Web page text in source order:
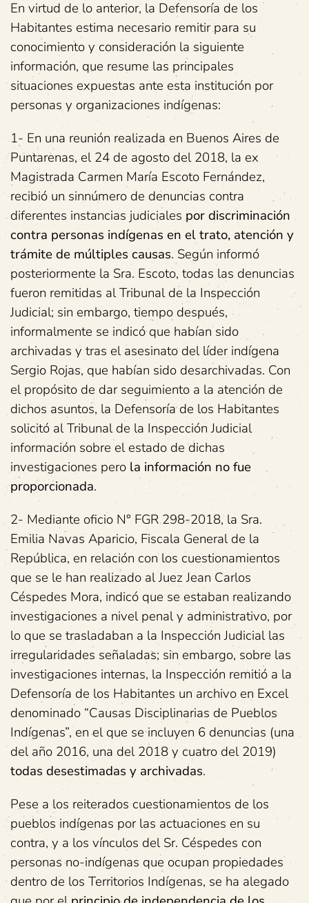
En virtud de lo anterior, la Defensoría de los
Habitantes estima necesario remitir para su
conocimiento y consideración la siguiente
información, que resume las principales
situaciones expuestas ante esta institución por
personas y organizaciones indígenas:
1- En una reunión realizada en Buenos Aires de
Puntarenas, el 24 de agosto del 2018, la ex
Magistrada Carmen María Escoto Fernández,
recibió un sinnúmero de denuncias contra
diferentes instancias judiciales por discriminación
contra personas indígenas en el trato, atención y
trámite de múltiples causas. Según informó
posteriormente la Sra. Escoto, todas las denuncias
fueron remitidas al Tribunal de la Inspección
Judicial; sin embargo, tiempo después,
informalmente se indicó que habían sido
archivadas y tras el asesinato del líder indígena
Sergio Rojas, que habían sido desarchivadas. Con
el propósito de dar seguimiento a la atención de
dichos asuntos, la Defensoría de los Habitantes
solicitó al Tribunal de la Inspección Judicial
información sobre el estado de dichas
investigaciones pero la información no fue
proporcionada.
2- Mediante oficio N° FGR 298-2018, la Sra.
Emilia Navas Aparicio, Fiscala General de la
República, en relación con los cuestionamientos
que se le han realizado al Juez Jean Carlos
Céspedes Mora, indicó que se estaban realizando
investigaciones a nivel penal y administrativo, por
lo que se trasladaban a la Inspección Judicial las
irregularidades señaladas; sin embargo, sobre las
investigaciones internas, la Inspección remitió a la
Defensoría de los Habitantes un archivo en Excel
denominado “Causas Disciplinarias de Pueblos
Indígenas”, en el que se incluyen 6 denuncias (una
del año 2016, una del 2018 y cuatro del 2019)
todas desestimadas y archivadas.
Pese a los reiterados cuestionamientos de los
pueblos indígenas por las actuaciones en su
contra, y a los vínculos del Sr. Céspedes con
personas no-indígenas que ocupan propiedades
dentro de los Territorios Indígenas, se ha alegado